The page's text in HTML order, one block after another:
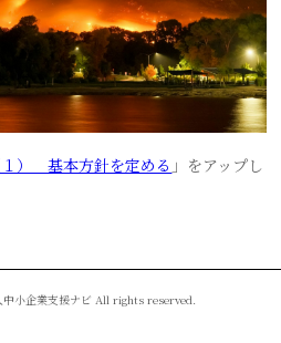
） 基本方針を定める 」をアップし
小企業支援ナビ All rights reserved.